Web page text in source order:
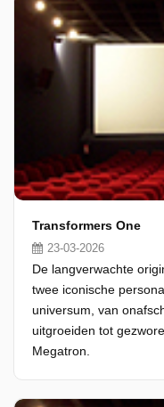
Transformers One
23-03-2026
De langverwachte
twee iconische
universum, van
uitgroeiden tot
Megatron.